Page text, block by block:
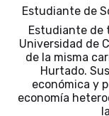
Estudiante de
Estudiante de
Universidad de
de la misma
Hurtado.
económica y
economía